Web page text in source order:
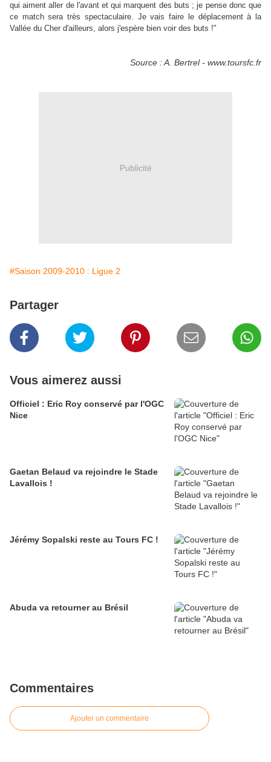
qui aiment aller de l'avant et qui marquent des buts ; je pense donc que
ce match sera très spectaculaire. Je vais faire le déplacement à la
Vallée du Cher d'ailleurs, alors j'espère bien voir des buts !"
Source : A. Bertrel - www.toursfc.fr
Publicité
#Saison 2009-2010 : Ligue 2
Partager
Vous aimerez aussi
Officiel : Eric Roy conservé par l'OGC
Nice
Gaetan Belaud va rejoindre le Stade
Lavallois !
Jérémy Sopalski reste au Tours FC !
Abuda va retourner au Brésil
Commentaires
Ajouter un commentaire